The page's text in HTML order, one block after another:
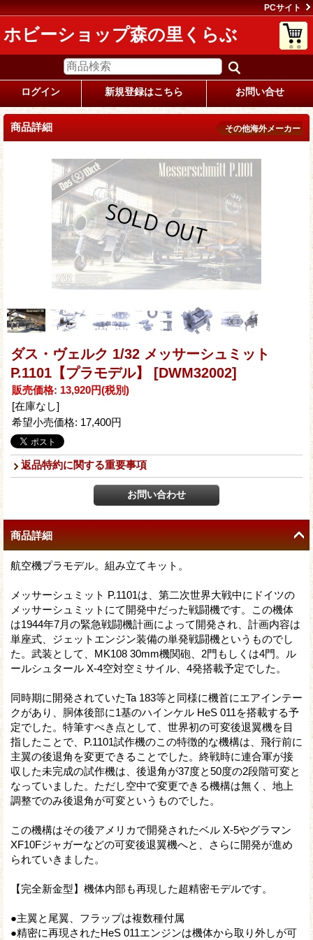
PCサイト
ホビーショップ森の里くらぶ
ログイン 新規登録はこちら お問い合せ
商品詳細 その他海外メーカー
ダス・ヴェルク 1/32 メッサーシュミット
P.1101【プラモデル】 [DWM32002]
販売価格: 13,920円(税別)
[在庫なし]
希望小売価格: 17,400円
返品特約に関する重要事項
商品詳細
航空機プラモデル。組み立てキット。
メッサーシュミット P.1101は、第二次世界大戦中にドイツの
メッサーシュミットにて開発中だった戦闘機です。この機体
は1944年7月の緊急戦闘機計画によって開発され、計画内容は
単座式、ジェットエンジン装備の単発戦闘機というものでし
た。武装として、MK108 30mm機関砲、2門もしくは4門。ル
ールシュタール X-4空対空ミサイル、4発搭載予定でした。
同時期に開発されていたTa 183等と同様に機首にエアインテー
クがあり、胴体後部に1基のハインケル HeS 011を搭載する予
定でした。特筆すべき点として、世界初の可変後退翼機を目
指したことで、P.1101試作機のこの特徴的な機構は、飛行前に
主翼の後退角を変更できることでした。終戦時に連合軍が接
収した未完成の試作機は、後退角が37度と50度の2段階可変と
なっていました。ただし空中で変更できる機構は無く、地上
調整でのみ後退角が可変というものでした。
この機構はその後アメリカで開発されたベル X-5やグラマン
XF10Fジャガーなどの可変後退翼機へと、さらに開発が進め
られていきました。
【完全新金型】機体内部も再現した超精密モデルです。
●主翼と尾翼、フラップは複数種付属
●精密に再現されたHeS 011エンジンは機体から取り外しが可